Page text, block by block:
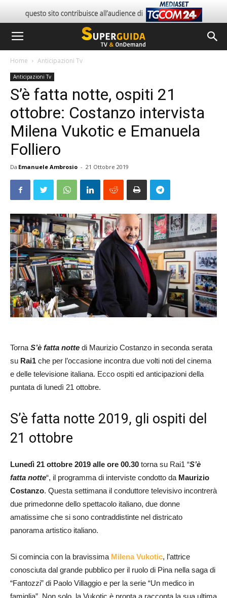
Home Anticipazioni Tv
Anticipazioni Tv
S’è fatta notte, ospiti 21
ottobre: Costanzo intervista
Milena Vukotic e Emanuela
Folliero
Da Emanuele Ambrosio - 21 Ottobre 2019
Torna S’è fatta notte di Maurizio Costanzo in seconda serata
su Rai1 che per l’occasione incontra due volti noti del cinema
e delle televisione italiana. Ecco ospiti ed anticipazioni della
puntata di lunedì 21 ottobre.
S’è fatta notte 2019, gli ospiti del
21 ottobre
Lunedì 21 ottobre 2019 alle ore 00.30 torna su Rai1 “S’è
fatta notte“, il programma di interviste condotto da Maurizio
Costanzo. Questa settimana il conduttore televisivo incontrerà
due primedonne dello spettacolo italiano, due donne
amatissime che si sono contraddistinte nel districato
panorama artistico italiano.
Si comincia con la bravissima Milena Vukotic, l’attrice
conosciuta dal grande pubblico per il ruolo di Pina nella saga di
“Fantozzi” di Paolo Villaggio e per la serie “Un medico in
famiglia”. Non solo, la Vukotic è pronta a racconta la sua ultima